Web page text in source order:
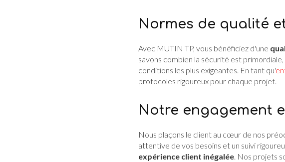
Normes de qualité
Avec MUTIN TP, vous bénéficiez d'une
savons combien la sécurité est
conditions les plus exigeantes. En tant qu'
protocoles rigoureux pour chaque projet.
Notre engagement
Nous plaçons le client au cœur de nos
attentive de vos besoins et un suivi
expérience client inégalée. Nos projets